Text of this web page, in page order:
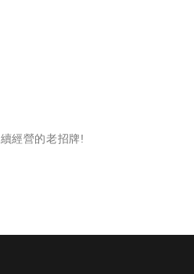
經營的老招牌!